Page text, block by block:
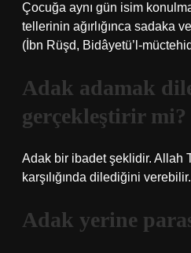
Çocuğa aynı gün isim
tellerinin ağırlığınca sadaka
(İbn Rüşd, Bidâyetü’l-
Adak adamak
gerçekleştirir mi?
Adak bir ibadet şeklidir. Allah
karşılığında dilediğini verebilir.
Adak yerine